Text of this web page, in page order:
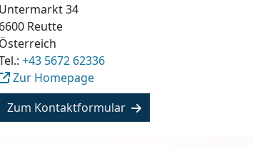
Untermarkt 34
6600 Reutte
Österreich
+43 5672 62336
Zur Homepage
Zum Kontaktformular